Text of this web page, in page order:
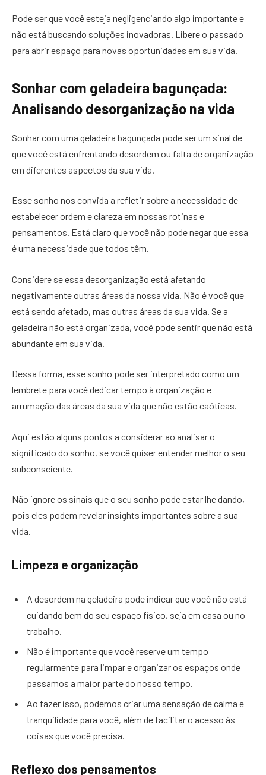
Pode ser que você esteja negligenciando algo importante e
não está buscando soluções inovadoras. Libere o passado
para abrir espaço para novas oportunidades em sua vida.
Sonhar com geladeira bagunçada:
Analisando desorganização na vida
Sonhar com uma geladeira bagunçada pode ser um sinal de
que você está enfrentando desordem ou falta de organização
em diferentes aspectos da sua vida.
Esse sonho nos convida a refletir sobre a necessidade de
estabelecer ordem e clareza em nossas rotinas e
pensamentos. Está claro que você não pode negar que essa
é uma necessidade que todos têm.
Considere se essa desorganização está afetando
negativamente outras áreas da nossa vida. Não é você que
está sendo afetado, mas outras áreas da sua vida. Se a
geladeira não está organizada, você pode sentir que não está
abundante em sua vida.
Dessa forma, esse sonho pode ser interpretado como um
lembrete para você dedicar tempo à organização e
arrumação das áreas da sua vida que não estão caóticas.
Aqui estão alguns pontos a considerar ao analisar o
significado do sonho, se você quiser entender melhor o seu
subconsciente.
Não ignore os sinais que o seu sonho pode estar lhe dando,
pois eles podem revelar insights importantes sobre a sua
vida.
Limpeza e organização
A desordem na geladeira pode indicar que você não está
cuidando bem do seu espaço físico, seja em casa ou no
trabalho.
Não é importante que você reserve um tempo
regularmente para limpar e organizar os espaços onde
passamos a maior parte do nosso tempo.
Ao fazer isso, podemos criar uma sensação de calma e
tranquilidade para você, além de facilitar o acesso às
coisas que você precisa.
Reflexo dos pensamentos